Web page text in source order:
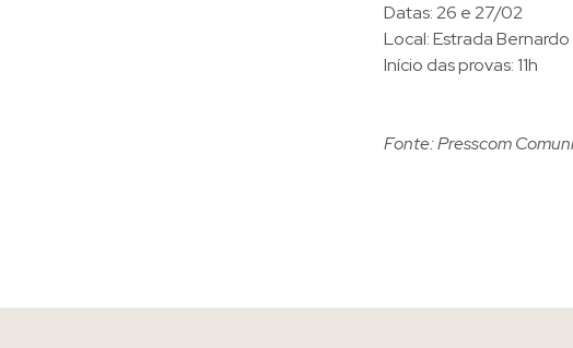
Datas: 26 e 27/02
Local: Estrada
Início das provas: 11h
Fonte: Presscom